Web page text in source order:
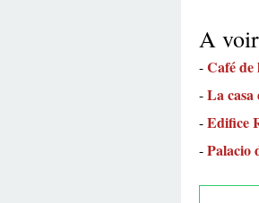
A
-Café de
-La casa
-Edifice
-Palacio